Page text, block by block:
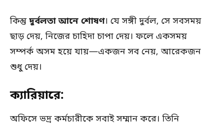
কিন্তু দুর্বলতা আনে শোষণ। যে সঙ্গী দুর্বল, সে সবসময়
ছাড় দেয়, নিজের চাহিদা চাপা দেয়। ফলে একসময়
সম্পর্ক অসম হয়ে যায়—একজন সব নেয়, আরেকজন
শুধু দেয়।
ক্যারিয়ারে:
অফিসে ভদ্র কর্মচারীকে সবাই সম্মান করে। তিনি